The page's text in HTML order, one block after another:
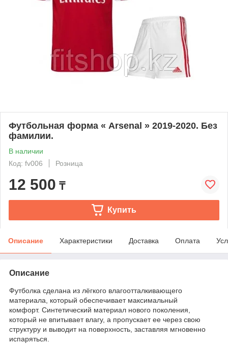
Футбольная форма « Arsenal » 2019-2020. Без
фамилии.
В наличии
Код: fv006
Розница
12 500 ₸
Купить
Описание Характеристики Доставка Оплата
Описание
Футболка сделана из лёгкого влагоотталкивающего
материала, который обеспечивает максимальный
комфорт. Синтетический материал нового поколения,
который не впитывает влагу, а пропускает ее через свою
структуру и выводит на поверхность, заставляя мгновенно
испаряться.